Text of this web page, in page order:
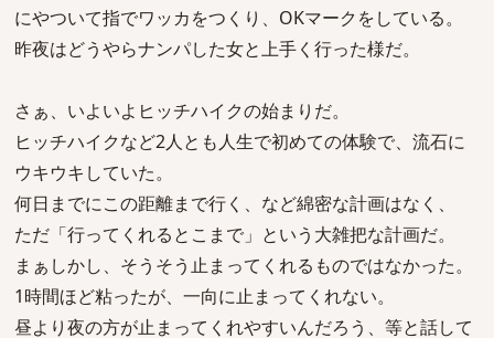
にやついて指でワッカをつくり、OKマークをしている。
昨夜はどうやらナンパした女と上手く行った様だ。
さぁ、いよいよヒッチハイクの始まりだ。
ヒッチハイクなど2人とも人生で初めての体験で、流石に
ウキウキしていた。
何日までにこの距離まで行く、など綿密な計画はなく、
ただ「行ってくれるとこまで」という大雑把な計画だ。
まぁしかし、そうそう止まってくれるものではなかった。
1時間ほど粘ったが、一向に止まってくれない。
昼より夜の方が止まってくれやすいんだろう、等と話して